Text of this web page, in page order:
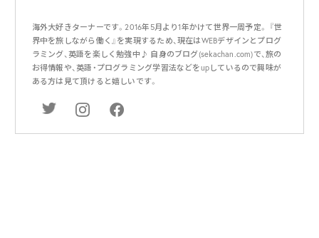
海外大好きターナーです。2016年5月より1年かけて世界一周予定。 『世
界中を旅しながら働く』を実現するため、現在はWEBデザインとプログ
ラミング、英語を楽しく勉強中♪ 自身のブログ(sekachan.com)で、旅の
お得情報や、英語・プログラミング学習法などをupしているので興味が
ある方は見て頂けると嬉しいです。